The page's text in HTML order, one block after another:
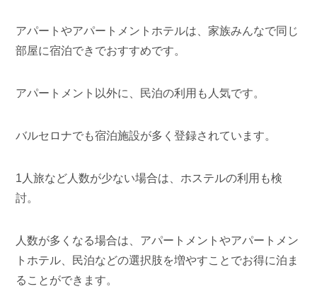
アパートやアパートメントホテルは、家族みんなで同じ
部屋に宿泊できでおすすめです。
アパートメント以外に、民泊の利用も人気です。
バルセロナでも宿泊施設が多く登録されています。
1人旅など人数が少ない場合は、ホステルの利用も検
討。
人数が多くなる場合は、アパートメントやアパートメン
トホテル、民泊などの選択肢を増やすことでお得に泊ま
ることができます。